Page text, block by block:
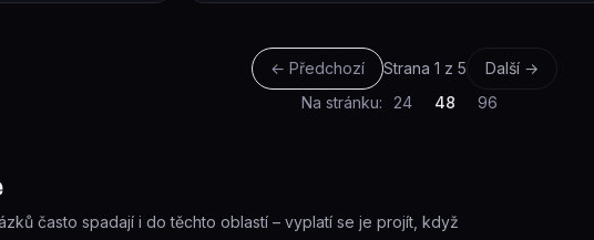
← Předchozí Strana 1 z 5
Další →
Na stránku:
24 48 96
často spadají i do těchto oblastí – vyplatí se je projít, když